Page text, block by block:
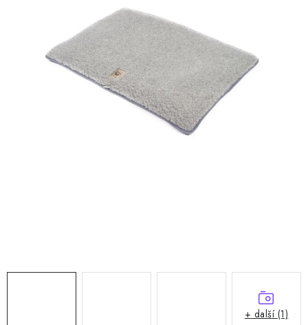
Doprava a platba Hodnocení obchodu
Kontakty
Moje objednávka
FAQ
+ další (1)